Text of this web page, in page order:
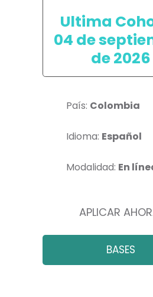
Ultima
04 de
de 2026
País: Colombia
Idioma: Español
Modalidad: En
APLICAR
BASES